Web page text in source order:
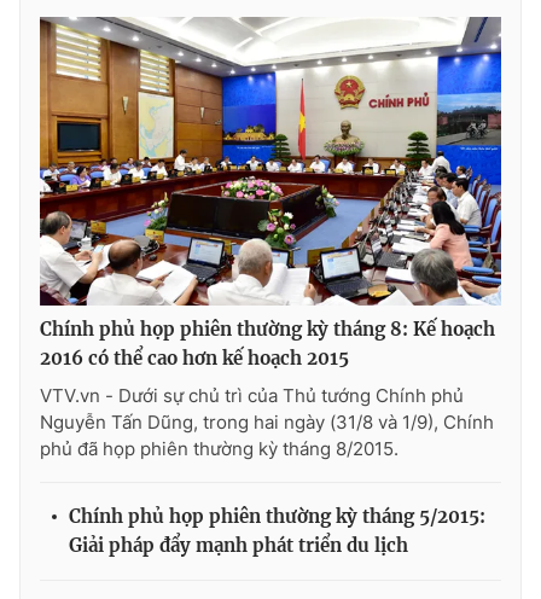
® Cấm sao chép dưới mọi hình thức nếu không có sự chấp
thuận bằng văn bản. Ghi rõ nguồn VTV.vn khi phát hành lại
thông tin từ website này.
Chính phủ họp phiên thường kỳ tháng 8: Kế hoạch
2016 có thể cao hơn kế hoạch 2015
VTV.vn - Dưới sự chủ trì của Thủ tướng Chính phủ
Nguyễn Tấn Dũng, trong hai ngày (31/8 và 1/9), Chính
phủ đã họp phiên thường kỳ tháng 8/2015.
Chính phủ họp phiên thường kỳ tháng 5/2015:
Giải pháp đẩy mạnh phát triển du lịch